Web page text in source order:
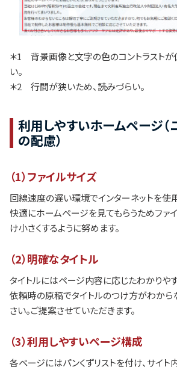
＊1 背景画像と文字の色のコントラストが
い。
＊2 行間が狭いため、読みづらい。
利用しやすいホームページ（
の配慮）
（1）ファイルサイズ
回線速度の遅い環境でインターネットを使
快適にホームページを見てもらうためファ
け小さくするように努めます。
（2）明確なタイトル
タイトルにはページ内容に応じたわかりや
依頼時の原稿でタイトルのつけ方がわから
さい。ご提案させていただきます。
（3）利用しやすいページ構成
各ページにはパンくずリストを付け、サイ